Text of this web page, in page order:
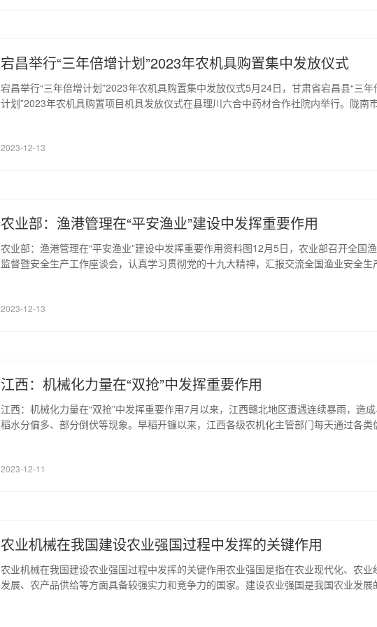
宕昌举行“三年倍增计划”2023年农机具购置集中发放仪式
宕昌举行“三年倍增计划”2023年农机具购置集中发放仪式5月24日，甘肃省宕昌县“三年
计划”2023年农机具购置项目机具发放仪式在县理川六合中药材合作社院内举行。陇南
紧围绕全县粮食作物及中药材种植重点乡镇，以提高粮...
2023-12-13
农业部：渔港管理在“平安渔业”建设中发挥重要作用
农业部：渔港管理在“平安渔业”建设中发挥重要作用资料图12月5日，农业部召开全国
监督暨安全生产工作座谈会，认真学习贯彻党的十九大精神，汇报交流全国渔业安全生
2023-12-13
江西：机械化力量在“双抢”中发挥重要作用
江西：机械化力量在“双抢”中发挥重要作用7月以来，江西赣北地区遭遇连续暴雨，造
稻水分偏多、部分倒伏等现象。早稻开镰以来，江西各级农机化主管部门每天通过各类
就近开展烘干作业。7月11日以来...
2023-12-11
农业机械在我国建设农业强国过程中发挥的关键作用
农业机械在我国建设农业强国过程中发挥的关键作用农业强国是指在农业现代化、农业
发展、农产品供给等方面具备较强实力和竞争力的国家。建设农业强国是我国农业发展